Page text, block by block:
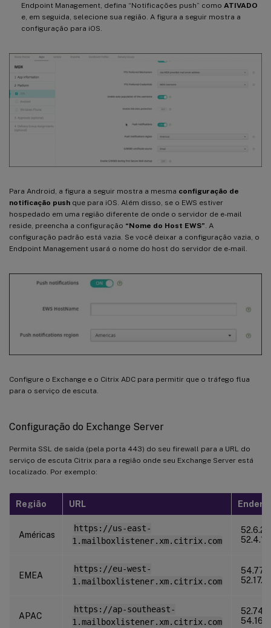
Endpoint Management, defina “Notificações push” como ATIVADO
e, em seguida, selecione sua região. A figura a seguir mostra a
configuração para iOS.
Para Android, a figura a seguir mostra a mesma configuração de
notificação push que para iOS. Além disso, se o EWS estiver
hospedado em uma região diferente de onde o servidor de e-mail
reside, preencha a configuração “Nome do Host EWS”. A
configuração padrão está vazia. Se você deixar a configuração vazia, o
Endpoint Management usará o nome do host do servidor de e-mail.
Configure o Exchange e o Citrix ADC para permitir que o tráfego flua
para o serviço de escuta.
Configuração do Exchange Server
Permita SSL de saída (pela porta 443) do seu firewall para a URL do
serviço de escuta Citrix para a região onde seu Exchange Server está
localizado. Por exemplo:
Região URL
Américas
https://us-east-
1.mailboxlistener.xm.citrix.com
EMEA
https://eu-west-
1.mailboxlistener.xm.citrix.com
APAC
https://ap-southeast-
1.mailboxlistener.xm.citrix.com